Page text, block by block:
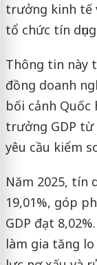
trưởng kinh tế
tổ chức tín
Thông tin này
đồng doanh
bối cảnh Quốc
trưởng GDP từ
yêu cầu kiểm
Năm 2025, tín
19,01%, góp
GDP đạt
làm gia tăng lo